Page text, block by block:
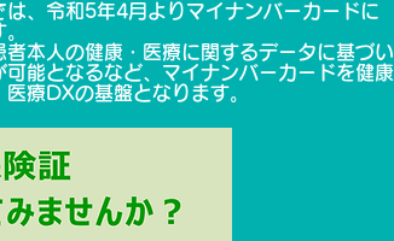
、令和5年4月よりマイナンバーカードに
本人の健康・医療に関するデータに基づい
能となるなど、マイナンバーカードを健康
療DXの基盤となります。